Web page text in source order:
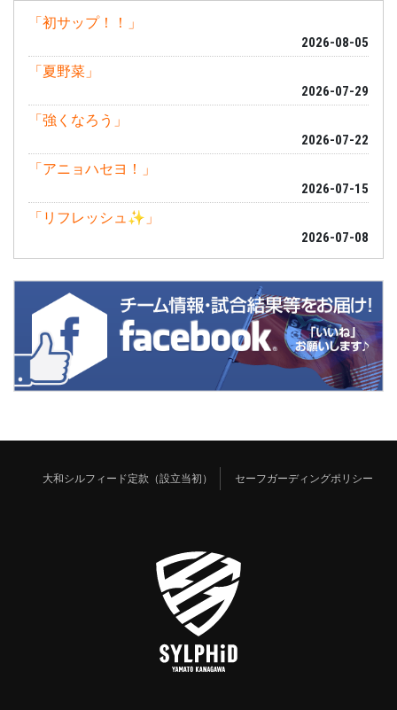
「初サップ！！」
2026-08-05
「夏野菜」
2026-07-29
「強くなろう」
2026-07-22
「アニョハセヨ！」
2026-07-15
「リフレッシュ✨」
2026-07-08
大和シルフィード定款（設立当初） セーフガーディングポリシー